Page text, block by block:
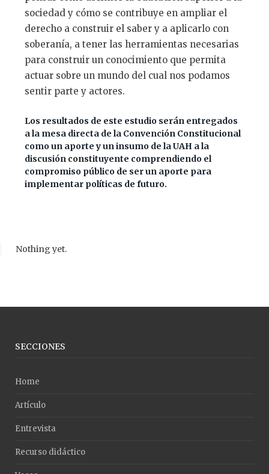
sociedad y cómo se contribuye en ampliar el
derecho a construir el saber y a aplicarlo con
soberanía, a tener las herramientas necesarias
para construir un conocimiento que permita
actuar sobre un mundo del cual nos podamos
sentir parte y actores.
Los resultados de este estudio serán entregados
a la mesa directa de la Convención Constitucional
como un aporte y un insumo de la UAH a la
discusión constituyente comprendiendo el
compromiso público de ser un aporte para
implementar políticas de futuro.
Nothing yet.
SECCIONES
Home
Artículo
Entrevista
Recurso didáctico